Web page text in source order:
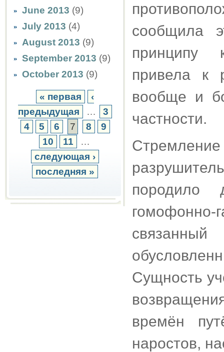
June 2013 (9)
July 2013 (4)
August 2013 (9)
September 2013 (9)
October 2013 (9)
« первая
‹
предыдущая
…
3
4
5 6 7 8
9
10
11
…
следующая ›
последняя »
сообщила
принципу
привела к
вообще и
частности.
породило
Сущность
времён
наростов,